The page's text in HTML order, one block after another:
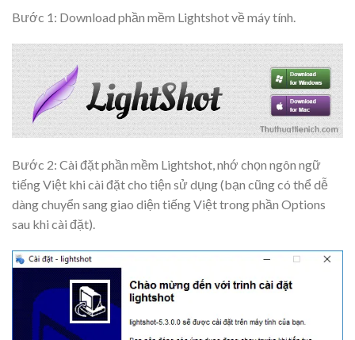
Bước 1: Download phần mềm Lightshot về máy tính.
Bước 2: Cài đặt phần mềm Lightshot, nhớ chọn ngôn ngữ
tiếng Việt khi cài đặt cho tiện sử dụng (bạn cũng có thể dễ
dàng chuyển sang giao diện tiếng Việt trong phần Options
sau khi cài đặt).